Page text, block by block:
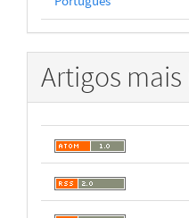
Artigos mais